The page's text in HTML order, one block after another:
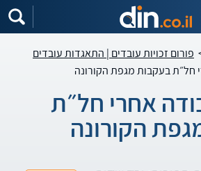
פורום זכויות עובדים | התאגדות עובדים
חל״ת בעקבות מגפת הקורונה
אחרי חל״ת
הקורונה